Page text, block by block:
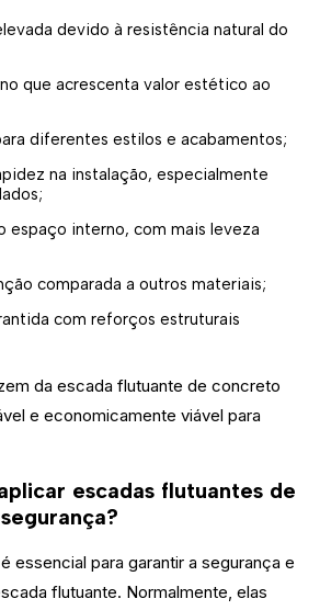
diferentes estilos e acabamentos;
comparada a outros materiais;
da escada flutuante de concreto
e economicamente viável para
escadas flutuantes de
essencial para garantir a segurança e
flutuante. Normalmente, elas